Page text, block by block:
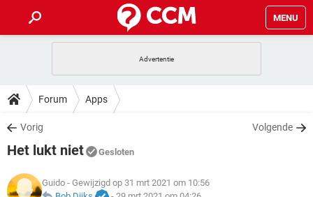
MENU
INSTAGRAM
NETFLIX
GRATIS
TIKTOK
HOW-TO
VIDEOBELLEN
GRATIS SNAPCHAT
DOWNLOADS
VIDEOBELLEN
INSTAGRAM
VIDEOBELLEN GAMES
Forum Apps
Vorig Volgende
Het lukt niet Gesloten
Guido - Gewijzigd op 31 mrt 2021 om 10:56